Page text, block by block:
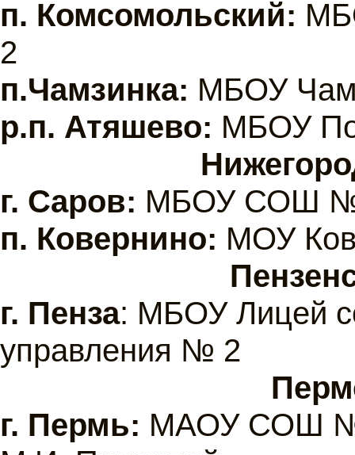
п. Комсомольский:
2
п.Чамзинка: МБОУ
р.п. Атяшево: МБОУ
г. Саров: МБОУ СОШ
п. Ковернино: МОУ
г. Пенза: МБОУ Лицей
управления № 2
г. Пермь: МАОУ СОШ